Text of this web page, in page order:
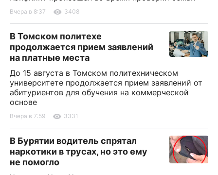
Вчера в 8:37 3408
В Томском политехе
продолжается прием заявлений
на платные места
До 15 августа в Томском политехническом
университете продолжается прием заявлений от
абитуриентов для обучения на коммерческой
основе
Вчера в 7:59 3331
В Бурятии водитель спрятал
наркотики в трусах, но это ему
не помогло